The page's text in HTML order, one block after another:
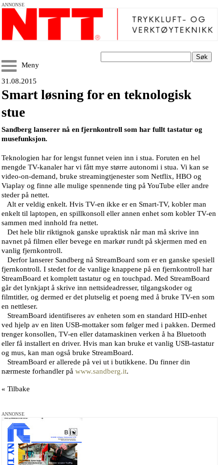
ANNONSE
Søk
Meny
31.08.2015
Smart løsning for en teknologisk
stue
Sandberg lanserer nå en fjernkontroll som har fullt tastatur og
musefunksjon.
Teknologien har for lengst funnet veien inn i stua. Foruten en hel
mengde TV-kanaler har vi fått mye større autonomi i stua. Vi kan se
video-on-demand, bruke streamingtjenester som Netflix, HBO og
Viaplay og finne alle mulige spennende ting på YouTube eller andre
steder på nettet.
Alt er veldig enkelt. Hvis TV-en ikke er en Smart-TV, kobler man
enkelt til laptopen, en spillkonsoll eller annen enhet som kobler TV-en
sammen med innhold fra nettet.
Det hele blir riktignok ganske upraktisk når man må skrive inn
navnet på filmen eller bevege en markør rundt på skjermen med en
vanlig fjernkontroll.
Derfor lanserer Sandberg nå StreamBoard som er en ganske spesiell
fjernkontroll. I stedet for de vanlige knappene på en fjernkontroll har
StreamBoard et komplett tastatur og en touchpad. Med StreamBoard
går det lynkjapt å skrive inn nettsideadresser, tilgangskoder og
filmtitler, og dermed er det plutselig et poeng med å bruke TV-en som
en nettleser.
StreamBoard identifiseres av enheten som en standard HID-enhet
ved hjelp av en liten USB-mottaker som følger med i pakken. Dermed
trenger konsollen, TV-en eller datamaskinen verken å ha Bluetooth
eller få installert en driver. Hvis man kan bruke et vanlig USB-tastatur
og mus, kan man også bruke StreamBoard.
StreamBoard er allerede på vei ut i butikkene. Du finner din
nærmeste forhandler på www.sandberg.it.
« Tilbake
ANNONSE